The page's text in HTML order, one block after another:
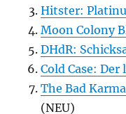
Hitster:
Moon Colony
DHdR:
Cold Case:
The Bad
(NEU)